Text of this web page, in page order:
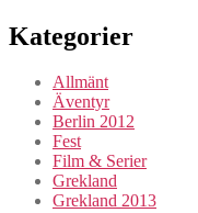
Kategorier
Allmänt
Äventyr
Berlin 2012
Fest
Film & Serier
Grekland
Grekland 2013